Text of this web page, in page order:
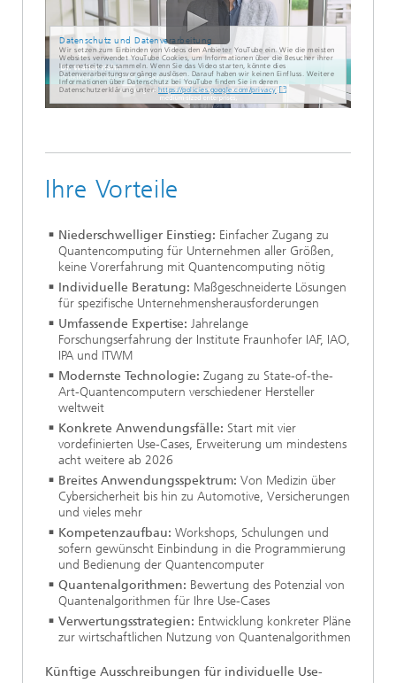
Datenschutz und Datenverarbeitung
Wir setzen zum Einbinden von Videos den Anbieter YouTube ein. Wie die meisten
Websites verwendet YouTube Cookies, um Informationen über die Besucher ihrer
Internetseite zu sammeln. Wenn Sie das Video starten, könnte dies
Datenverarbeitungsvorgänge auslösen. Darauf haben wir keinen Einfluss. Weitere
Informationen über Datenschutz bei YouTube finden Sie in deren
Datenschutzerklärung unter: https://policies.google.com/privacy
Ihre Vorteile
Niederschwelliger Einstieg: Einfacher Zugang zu
Quantencomputing für Unternehmen aller Größen,
keine Vorerfahrung mit Quantencomputing nötig
Individuelle Beratung: Maßgeschneiderte Lösungen
für spezifische Unternehmensherausforderungen
Umfassende Expertise: Jahrelange
Forschungserfahrung der Institute Fraunhofer IAF, IAO,
IPA und ITWM
Modernste Technologie: Zugang zu State-of-the-
Art-Quantencomputern verschiedener Hersteller
weltweit
Konkrete Anwendungsfälle: Start mit vier
vordefinierten Use-Cases, Erweiterung um mindestens
acht weitere ab 2026
Breites Anwendungsspektrum: Von Medizin über
Cybersicherheit bis hin zu Automotive, Versicherungen
und vieles mehr
Kompetenzaufbau: Workshops, Schulungen und
sofern gewünscht Einbindung in die Programmierung
und Bedienung der Quantencomputer
Quantenalgorithmen: Bewertung des Potenzial von
Quantenalgorithmen für Ihre Use-Cases
Verwertungsstrategien: Entwicklung konkreter Pläne
zur wirtschaftlichen Nutzung von Quantenalgorithmen
Künftige Ausschreibungen für individuelle Use-